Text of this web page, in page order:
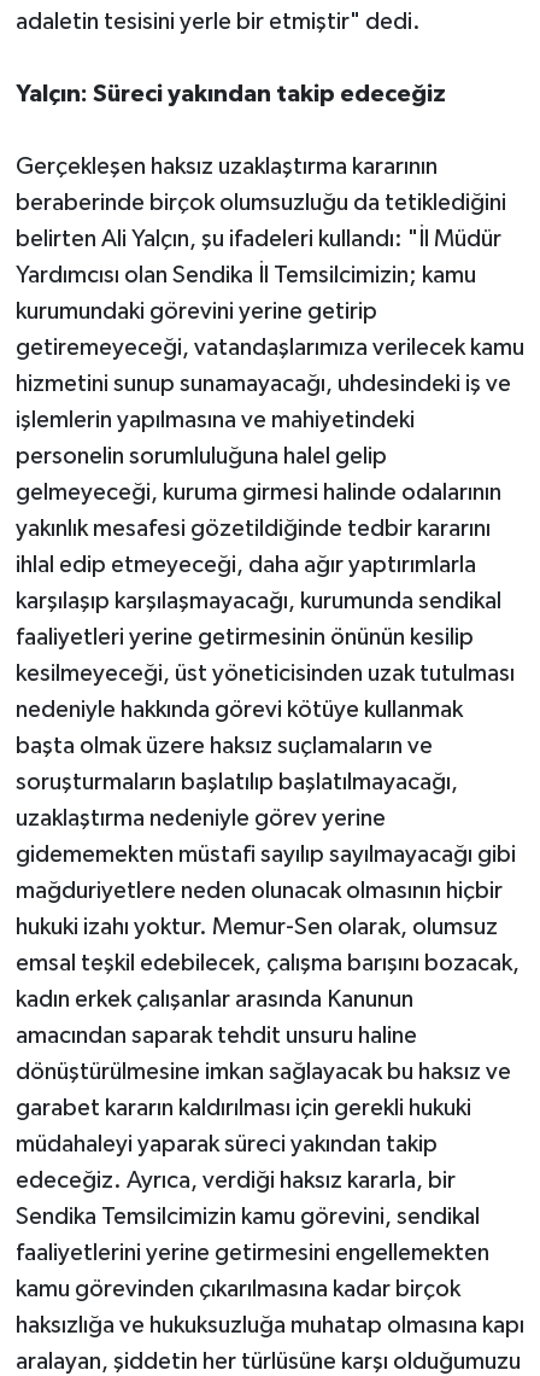
adaletin tesisini yerle bir etmiştir" dedi.
Yalçın: Süreci yakından takip edeceğiz
Gerçekleşen haksız uzaklaştırma kararının
beraberinde birçok olumsuzluğu da tetiklediğini
belirten Ali Yalçın, şu ifadeleri kullandı: "İl Müdür
Yardımcısı olan Sendika İl Temsilcimizin; kamu
kurumundaki görevini yerine getirip
getiremeyeceği, vatandaşlarımıza verilecek kamu
hizmetini sunup sunamayacağı, uhdesindeki iş ve
işlemlerin yapılmasına ve mahiyetindeki
personelin sorumluluğuna halel gelip
gelmeyeceği, kuruma girmesi halinde odalarının
yakınlık mesafesi gözetildiğinde tedbir kararını
ihlal edip etmeyeceği, daha ağır yaptırımlarla
karşılaşıp karşılaşmayacağı, kurumunda sendikal
faaliyetleri yerine getirmesinin önünün kesilip
kesilmeyeceği, üst yöneticisinden uzak tutulması
nedeniyle hakkında görevi kötüye kullanmak
başta olmak üzere haksız suçlamaların ve
soruşturmaların başlatılıp başlatılmayacağı,
uzaklaştırma nedeniyle görev yerine
gidememekten müstafi sayılıp sayılmayacağı gibi
mağduriyetlere neden olunacak olmasının hiçbir
hukuki izahı yoktur. Memur-Sen olarak, olumsuz
emsal teşkil edebilecek, çalışma barışını bozacak,
kadın erkek çalışanlar arasında Kanunun
amacından saparak tehdit unsuru haline
dönüştürülmesine imkan sağlayacak bu haksız ve
garabet kararın kaldırılması için gerekli hukuki
müdahaleyi yaparak süreci yakından takip
edeceğiz. Ayrıca, verdiği haksız kararla, bir
Sendika Temsilcimizin kamu görevini, sendikal
faaliyetlerini yerine getirmesini engellemekten
kamu görevinden çıkarılmasına kadar birçok
haksızlığa ve hukuksuzluğa muhatap olmasına kapı
aralayan, şiddetin her türlüsüne karşı olduğumuzu